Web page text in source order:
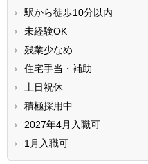
駅から徒歩10分以内
未経験OK
残業少なめ
住宅手当・補助
土日祝休
積極採用中
2027年4月入職可
1月入職可